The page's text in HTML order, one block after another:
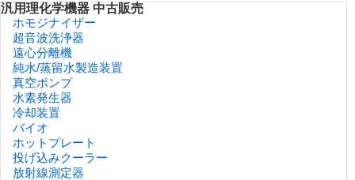
汎用理化学機器 中古販売
ホモジナイザー
超音波洗浄器
遠心分離機
純水/蒸留水製造装置
真空ポンプ
水素発生器
冷却装置
バイオ
ホットプレート
投げ込みクーラー
放射線測定器